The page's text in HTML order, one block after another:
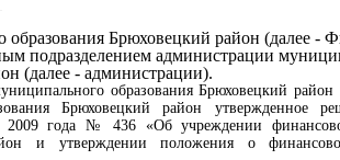
Брюховецкий район (далее -
подразделением администрации
(далее - администрации).
образования Брюховецкий
Брюховецкий район утвержденное
2009 года № 436 «Об учреждении
и утверждении положения о